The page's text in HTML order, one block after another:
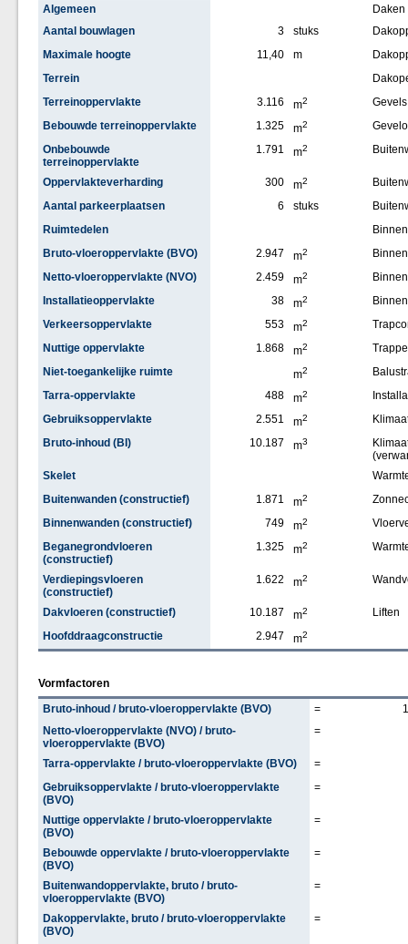
Algemeen
Daken
Aantal bouwlagen
3 stuks
Maximale hoogte
11,40 m
Terrein
Terreinoppervlakte
3.116 m2
Gevels
Bebouwde terreinoppervlakte
1.325 m2
Onbebouwde
terreinoppervlakte
1.791 m2
Oppervlakteverharding 300 m2
Aantal parkeerplaatsen
6 stuks
Ruimtedelen
Bruto-vloeroppervlakte (BVO)
2.947 m2
Netto-vloeroppervlakte (NVO)
2.459 m2
Installatieoppervlakte
38 m2
Verkeersoppervlakte
553 m2
Nuttige oppervlakte
1.868 m2
Niet-toegankelijke ruimte
m2
Tarra-oppervlakte
488 m2
Gebruiksoppervlakte
2.551 m2
Bruto-inhoud (BI)
10.187 m3
Skelet
Buitenwanden (constructief)
1.871 m2
Binnenwanden (constructief)
749 m2
Beganegrondvloeren
(constructief)
1.325 m2
Verdiepingsvloeren
(constructief)
1.622 m2
Dakvloeren (constructief) 10.187 m2
Liften
Hoofddraagconstructie
2.947 m2
Vormfactoren
Bruto-inhoud / bruto-vloeroppervlakte (BVO)
=
Netto-vloeroppervlakte (NVO) / bruto-
vloeroppervlakte (BVO)
=
Tarra-oppervlakte / bruto-vloeroppervlakte (BVO)
=
Gebruiksoppervlakte / bruto-vloeroppervlakte
(BVO)
=
Nuttige oppervlakte / bruto-vloeroppervlakte
(BVO)
=
Bebouwde oppervlakte / bruto-vloeroppervlakte
(BVO)
=
Buitenwandoppervlakte, bruto / bruto-
vloeroppervlakte (BVO)
=
Dakoppervlakte, bruto / bruto-vloeroppervlakte
(BVO)
=